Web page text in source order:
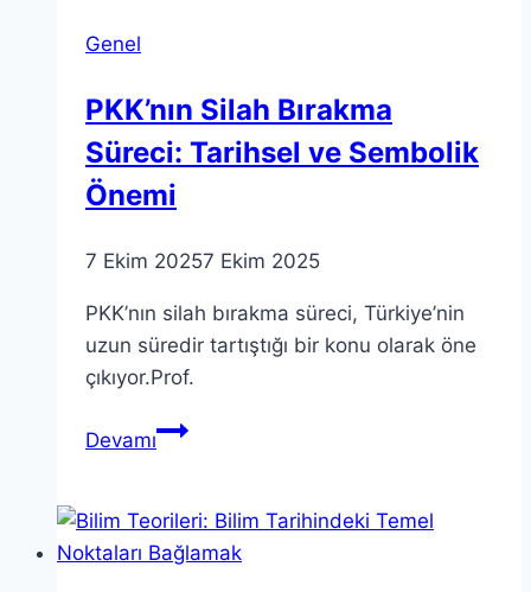
Genel
PKK’nın Silah Bırakma
Süreci: Tarihsel ve Sembolik
Önemi
7 Ekim 20257 Ekim 2025
PKK’nın silah bırakma süreci, Türkiye’nin
uzun süredir tartıştığı bir konu olarak öne
çıkıyor.Prof.
DevamıPKK’nın
Süreci:
Tarihsel